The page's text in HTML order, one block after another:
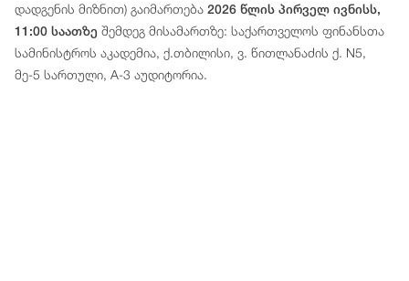
დადგენის მიზნით) გაიმართება 2026 წლის პირველ ივნისს,
11:00 საათზე შემდეგ მისამართზე: საქართველოს ფინანსთა
სამინისტროს აკადემია, ქ.თბილისი, ვ. წითლანაძის ქ. N5,
მე-5 სართული, A-3 აუდიტორია.